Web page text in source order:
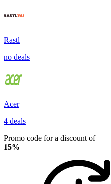
Rastl
no deals
Acer
4 deals
Promo code for a discount of
15%